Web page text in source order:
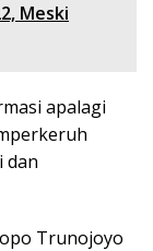
Meski
apalagi
dan
Trunojoyo